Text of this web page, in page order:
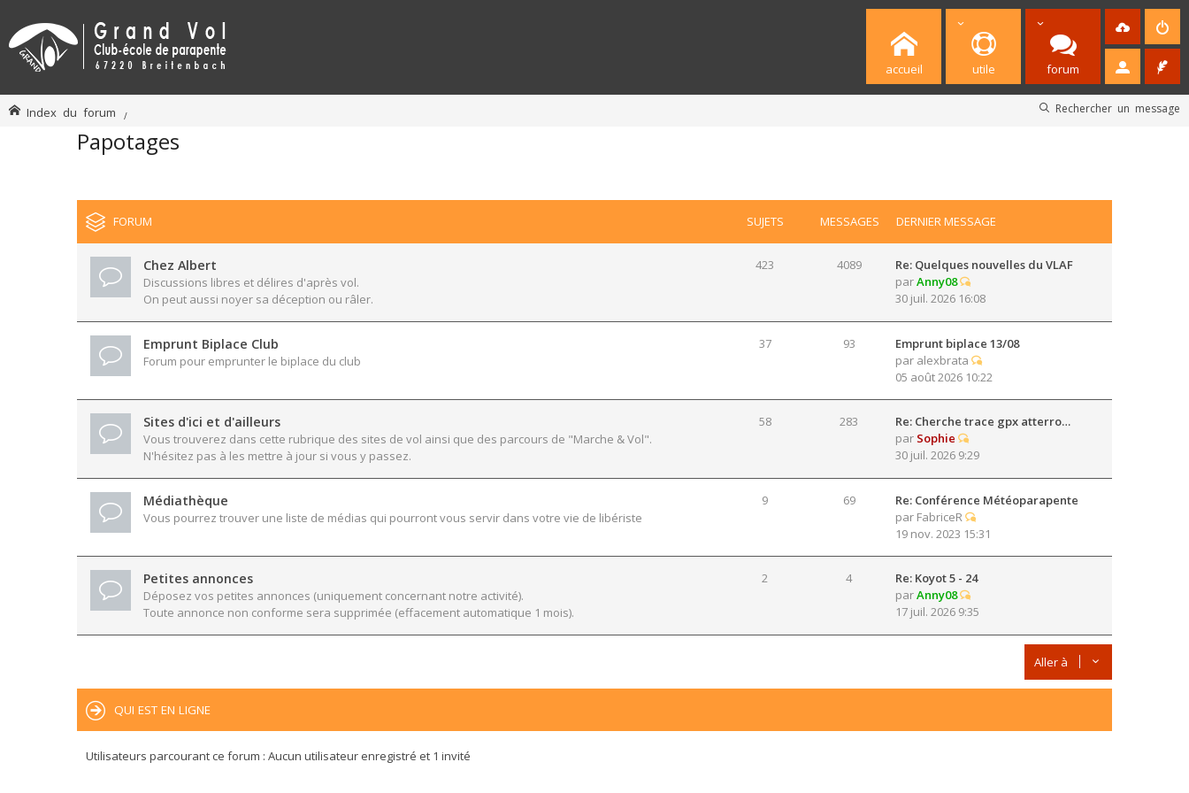
accueil utile forum
Rechercher un message
Index du forum
Papotages
FORUM SUJETS MESSAGES DERNIER MESSAGE
Chez Albert
Discussions libres et délires d'après vol.
On peut aussi noyer sa déception ou râler.
423 4089
Re: Quelques nouvelles du VLAF
parAnny08
30 juil. 2026 16:08
Emprunt Biplace Club
Forum pour emprunter le biplace du club
37 93
Emprunt biplace 13/08
par alexbrata
05 août 2026 10:22
Sites d'ici et d'ailleurs
Vous trouverez dans cette rubrique des sites de vol ainsi que des parcours de "Marche & Vol".
N'hésitez pas à les mettre à jour si vous y passez.
58 283
Re: Cherche trace gpx atterro…
par Sophie
30 juil. 2026 9:29
Médiathèque
Vous pourrez trouver une liste de médias qui pourront vous servir dans votre vie de libériste
9 69
Re: Conférence Météoparapente
par FabriceR
19 nov. 2023 15:31
Petites annonces
Déposez vos petites annonces (uniquement concernant notre activité).
Toute annonce non conforme sera supprimée (effacement automatique 1 mois).
2 4
Re: Koyot 5 - 24
parAnny08
17 juil. 2026 9:35
Aller à
QUI EST EN LIGNE
Utilisateurs parcourant ce forum : Aucun utilisateur enregistré et 1 invité